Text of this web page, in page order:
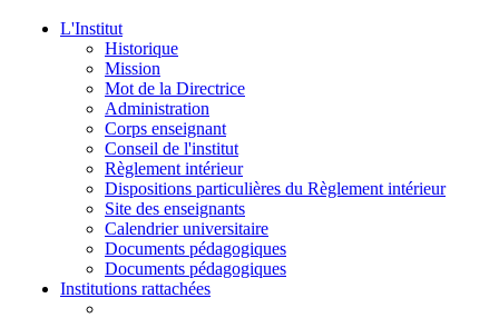
L'Institut
Historique
Mission
Mot de la Directrice
Administration
Corps enseignant
Conseil de l'institut
Règlement intérieur
Dispositions particulières du Règlement intérieur
Site des enseignants
Calendrier universitaire
Documents pédagogiques
Documents pédagogiques
Institutions rattachées